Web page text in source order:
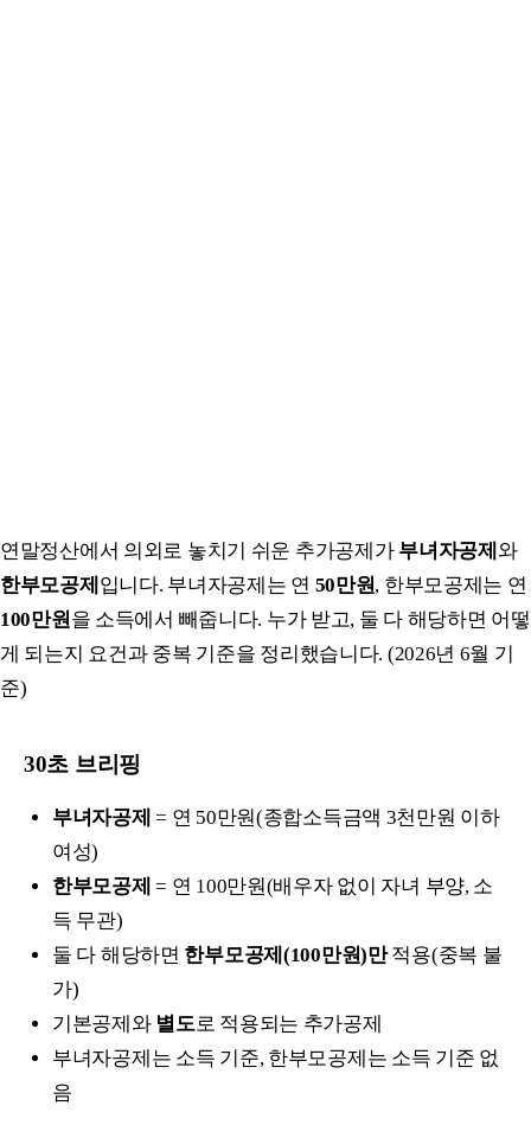
연말정산에서 의외로 놓치기 쉬운 추가공제가 부녀자공제 와
한부모공제 입니다. 부녀자공제는 연 50만원, 한부모공제는 연
100만원 을 소득에서 빼줍니다. 누가 받고, 둘 다 해당하면 어떻
게 되는지 요건과 중복 기준을 정리했습니다. (2026년 6월 기
준)
30초 브리핑
부녀자공제 = 연 50만원(종합소득금액 3천만원 이하
여성)
한부모공제 = 연 100만원(배우자 없이 자녀 부양, 소
득 무관)
둘 다 해당하면 한부모공제(100만원)만적용(중복 불
가)
기본공제와 별도 로 적용되는 추가공제
부녀자공제는 소득 기준, 한부모공제는 소득 기준 없
음